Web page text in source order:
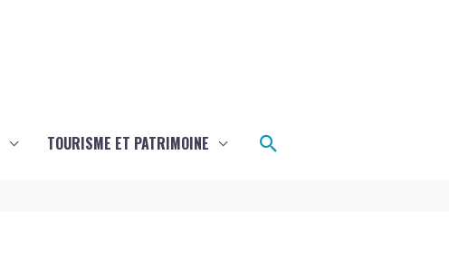
TOURISME ET PATRIMOINE Rechercher